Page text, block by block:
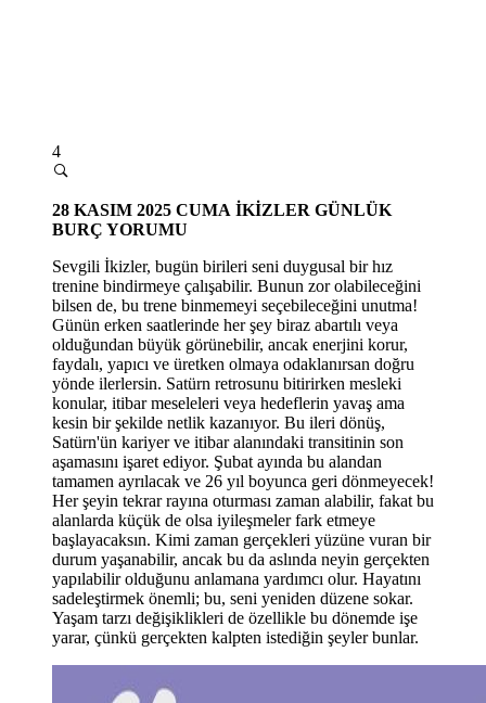
4
28 KASIM 2025 CUMA İKİZLER GÜNLÜK
BURÇ YORUMU
Sevgili İkizler, bugün birileri seni duygusal bir hız
trenine bindirmeye çalışabilir. Bunun zor olabileceğini
bilsen de, bu trene binmemeyi seçebileceğini unutma!
Günün erken saatlerinde her şey biraz abartılı veya
olduğundan büyük görünebilir, ancak enerjini korur,
faydalı, yapıcı ve üretken olmaya odaklanırsan doğru
yönde ilerlersin. Satürn retrosunu bitirirken mesleki
konular, itibar meseleleri veya hedeflerin yavaş ama
kesin bir şekilde netlik kazanıyor. Bu ileri dönüş,
Satürn'ün kariyer ve itibar alanındaki transitinin son
aşamasını işaret ediyor. Şubat ayında bu alandan
tamamen ayrılacak ve 26 yıl boyunca geri dönmeyecek!
Herşeyin tekrar rayına oturması zaman alabilir, fakat bu
alanlarda küçük de olsa iyileşmeler fark etmeye
başlayacaksın. Kimi zaman gerçekleri yüzüne vuran bir
durum yaşanabilir, ancak bu da aslında neyin gerçekten
yapılabilir olduğunu anlamana yardımcı olur. Hayatını
sadeleştirmek önemli; bu, seni yeniden düzene sokar.
Yaşam tarzı değişiklikleri de özellikle bu dönemde işe
yarar, çünkü gerçekten kalpten istediğin şeyler bunlar.